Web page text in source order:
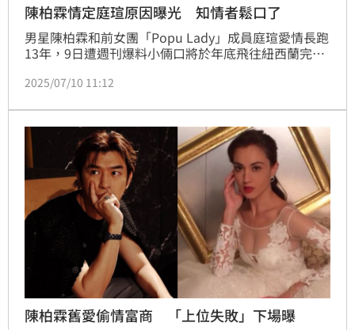
陳柏霖情定庭瑄原因曝光 知情者鬆口了
男星陳柏霖和前女團「Popu Lady」成員庭瑄愛情長跑
13年，9日遭週刊爆料小倆口將於年底飛往紐西蘭完成
瑄緣分的起點，兩人2013年因合作電影《變身》擦出
成了兩人情定的關鍵。
2025/07/10 11:12
陳柏霖舊愛偷情富商 「上位失敗」下場曝